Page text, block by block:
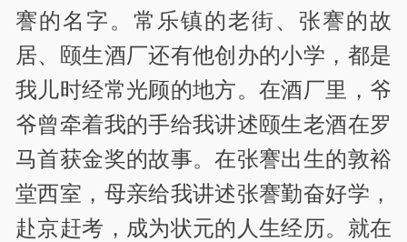
謇的名字。常乐镇的老街、张謇的故
居、颐生酒厂还有他创办的小学，都是
我儿时经常光顾的地方。在酒厂里，爷
爷曾牵着我的手给我讲述颐生老酒在罗
马首获金奖的故事。在张謇出生的敦裕
堂西室，母亲给我讲述张謇勤奋好学，
赴京赶考，成为状元的人生经历。就在